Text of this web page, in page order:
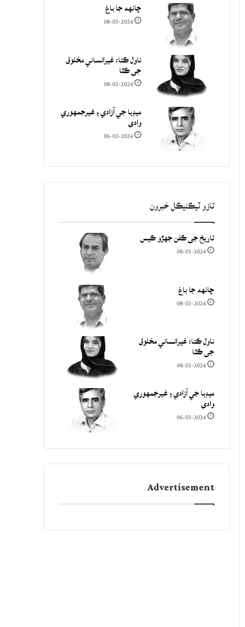
چانهه جا باغ
08-03-2024
ناول ڪتا: غيرانساني مخلوق
جي ڪٿا
08-03-2024
ميڊيا جي آزادي ۽ غيرجمھوري
وادي
06-03-2024
تازو ٽيڪنيڪل خبرون
تاريخ جي ڪفن جھڙو ڪيس
08-03-2024
چانهه جا باغ
08-03-2024
ناول ڪتا: غيرانساني مخلوق
جي ڪٿا
08-03-2024
ميڊيا جي آزادي ۽ غيرجمھوري
وادي
06-03-2024
Advertisement